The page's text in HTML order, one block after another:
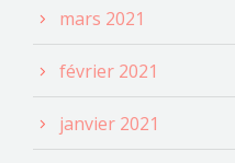
mars 2021
février 2021
janvier 2021